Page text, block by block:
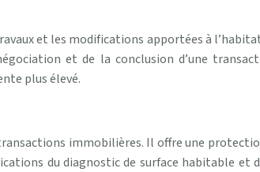
et les modifications apportées à
et de la conclusion d’une
plus élevé.
immobilières. Il offre une
du diagnostic de surface habitable et